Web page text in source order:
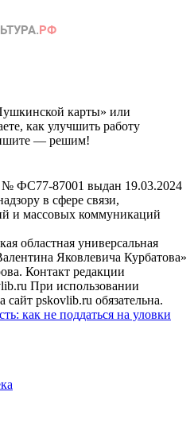
карты» или
как улучшить работу
— решим!
ФС77-87001 выдан 19.03.2024
в сфере связи,
и массовых коммуникаций
областная универсальная
Яковлевича Курбатова»
Контакт редакции
При использовании
сайт pskovlib.ru обязательна.
как не поддаться на уловки